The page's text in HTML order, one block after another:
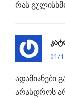
რას
01/
ადამიანები
არასდროს